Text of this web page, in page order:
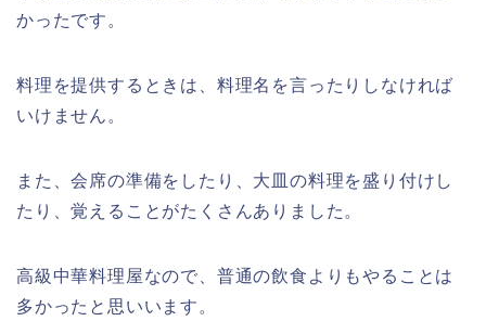
かったです。
料理を提供するときは、料理名を言ったりしなければ
いけません。
また、会席の準備をしたり、大皿の料理を盛り付けし
たり、覚えることがたくさんありました。
高級中華料理屋なので、普通の飲食よりもやることは
多かったと思いいます。